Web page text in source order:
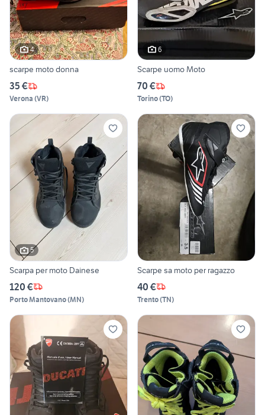
4
scarpe moto donna
35 €
Verona (VR)
6
Scarpe uomo Moto
70 €
Torino(TO)
5
Scarpa per moto Dainese
120 €
Porto Mantovano(MN)
Scarpe sa moto per ragazzo
40 €
Trento(TN)